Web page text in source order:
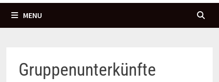
MENU
Gruppenunterkünfte